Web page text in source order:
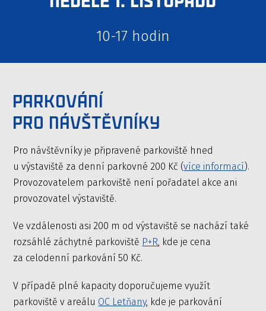
10-17 hodin
Parkování
pro návštěvníky
Pro návštěvníky je připravené parkoviště hned
u výstaviště za denní parkovné 200 Kč (více informací ).
Provozovatelem parkoviště není pořadatel akce ani
provozovatel výstaviště.
Ve vzdálenosti asi 200 m od výstaviště se nachází také
rozsáhlé záchytné parkoviště P+R, kde je cena
za celodenní parkování 50 Kč.
V případě plné kapacity doporučujeme využít
parkoviště v areálu OC Letňany, kde je parkování